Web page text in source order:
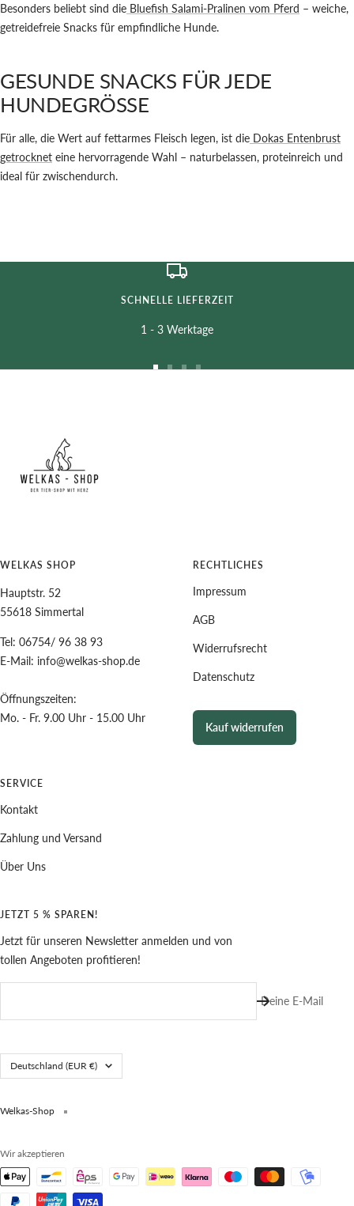
Besonders beliebt sind die Bluefish Salami-Pralinen vom Pferd – weiche,
getreidefreie Snacks für empfindliche Hunde.
GESUNDE SNACKS FÜR JEDE
HUNDEGRÖSSE
Für alle, die Wert auf fettarmes Fleisch legen, ist die Dokas Entenbrust
getrocknet eine hervorragende Wahl – naturbelassen, proteinreich und
ideal für zwischendurch.
SCHNELLE LIEFERZEIT
1 - 3 Werktage
WELKAS SHOP
Hauptstr. 52
55618 Simmertal
Tel: 06754/ 96 38 93
E-Mail: info@welkas-shop.de
Öffnungszeiten:
Mo. - Fr. 9.00 Uhr - 15.00 Uhr
RECHTLICHES
Impressum
AGB
Widerrufsrecht
Datenschutz
Kauf widerrufen
SERVICE
Kontakt
Zahlung und Versand
Über Uns
JETZT 5 % SPAREN!
Jetzt für unseren Newsletter anmelden und von
tollen Angeboten profitieren!
Deine E-Mail
Land/Region
Deutschland (EUR €)
Welkas-Shop
Wir akzeptieren